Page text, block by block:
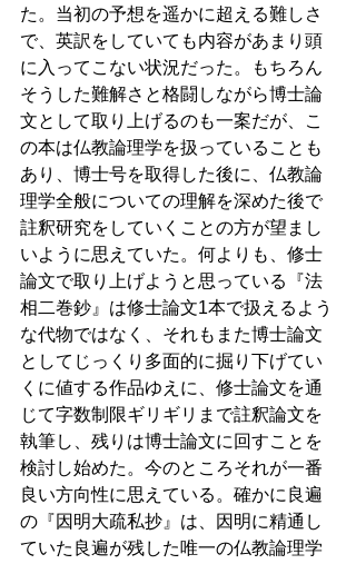
た。当初の予想を遥かに超える難しさ
で、英訳をしていても内容があまり頭
に入ってこない状況だった。もちろん
そうした難解さと格闘しながら博士論
文として取り上げるのも一案だが、こ
の本は仏教論理学を扱っていることも
あり、博士号を取得した後に、仏教論
理学全般についての理解を深めた後で
註釈研究をしていくことの方が望まし
いように思えていた。何よりも、修士
論文で取り上げようと思っている『法
相二巻鈔』は修士論文1本で扱えるよう
な代物ではなく、それもまた博士論文
としてじっくり多面的に掘り下げてい
くに値する作品ゆえに、修士論文を通
じて字数制限ギリギリまで註釈論文を
執筆し、残りは博士論文に回すことを
検討し始めた。今のところそれが一番
良い方向性に思えている。確かに良遍
の『因明大疏私抄』は、因明に精通し
ていた良遍が残した唯一の仏教論理学